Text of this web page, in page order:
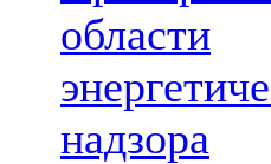
области
надзора